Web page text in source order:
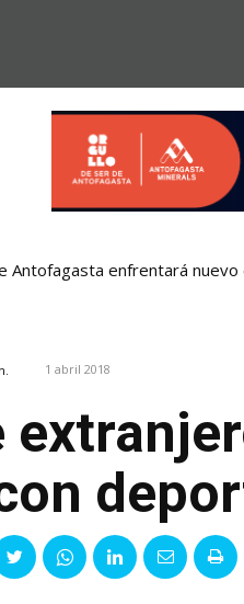
Antofagasta enfrentará
1 abril 2018